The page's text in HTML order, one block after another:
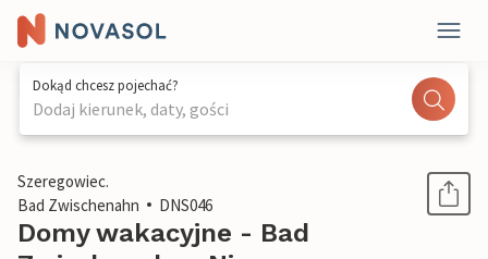
Dokąd chcesz pojechać?
Dodaj kierunek, daty, gości
1 / 1
Szeregowiec.
Bad Zwischenahn
DNS046
Domy wakacyjne - Bad